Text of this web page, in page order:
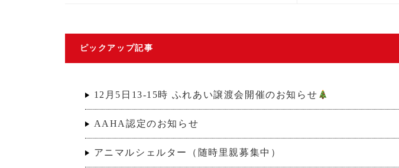
ピックアップ記事
12月5日13-15時 ふれあい譲渡会開催のお知らせ
AAHA認定のお知らせ
アニマルシェルター（随時里親募集中）